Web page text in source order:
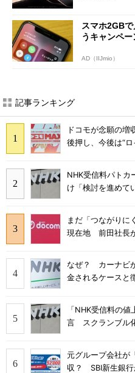
スマホ2GB
うキャンペー
AD（IIJmio）
記事ランキング
ドコモが念願の
後押し、今後は“
NHK受信料パトカ
け「検討を進めて
まだ「つながりに
現在地 前田社長
なぜ？ カーナビ
金されるケースと
「NHK受信料の
言 スクランブル
元グループ会社が
収？ SBI新生銀行